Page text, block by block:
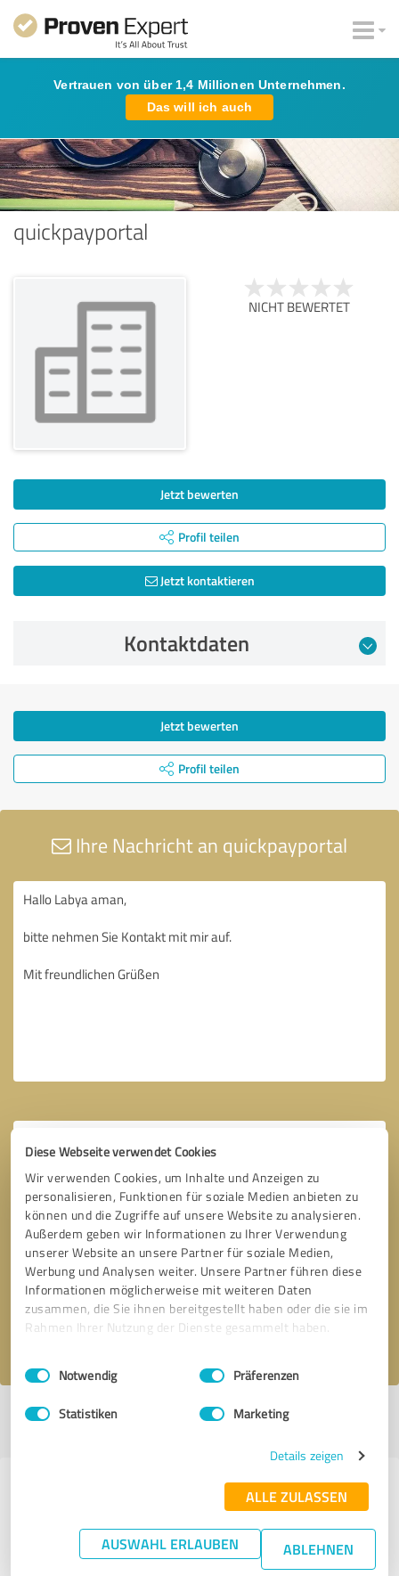
Diese Webseite verwendet Cookies
Wir verwenden Cookies, um Inhalte und Anzeigen zu
personalisieren, Funktionen für soziale Medien anbieten zu
können und die Zugriffe auf unsere Website zu analysieren.
Außerdem geben wir Informationen zu Ihrer Verwendung
unserer Website an unsere Partner für soziale Medien,
Werbung und Analysen weiter. Unsere Partner führen diese
Informationen möglicherweise mit weiteren Daten
zusammen, die Sie ihnen bereitgestellt haben oder die sie im
Rahmen Ihrer Nutzung der Dienste gesammelt haben.
Impressum Datenschutzbestimmungen
Einwilligungsauswahl
Notwendig Präferenzen
Statistiken Marketing
Details zeigen
ALLE ZULASSEN
AUSWAHL ERLAUBEN ABLEHNEN
Vertrauen von über 1,4 Millionen Unternehmen.
Das will ich auch
quickpayportal
NICHT BEWERTET
Jetzt bewerten
Profil teilen
Jetzt kontaktieren
Kontaktdaten
Jetzt bewerten
Profil teilen
Ihre Nachricht an quickpayportal
Bitte um Rückruf * Erforderliche Angaben
Nachricht senden
Ich stimme den Datenschutzbestimmungen zu.
Profil aktiv seit 30.11.2020 | Letzte Aktualisierung: 24.08.2021
Erfahrungen zu weiteren
Anbietern aus dem Bereich Ärzte &
Heilpraktiker